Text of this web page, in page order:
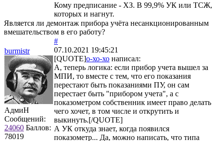
Кому предписание - ХЗ. В 99,9% УК или ТСЖ,
которых и нагнут.
Является ли демонтаж прибора учёта несанкционированным
вмешательством в его работу?
burmistr
АдмиН
Сообщений:
24060 Баллов:
78019
#
07.10.2021 19:45:21
[QUOTE]о-хо-хо написал:
А, теперь логика: если прибор учета вышел за
МПИ, то вместе с тем, что его показания
перестают быть показаниями ПУ, он сам
перестает быть "прибором учета", а с
показометром собственник имеет право делать
чего хочет, в том числе и открутить и
выкинуть.[/QUOTE]
А УК откуда знает, когда появился
показометр... Да, можно написать, что типа